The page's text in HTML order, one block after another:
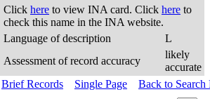
Click here to view INA card. Click here to
check this name in the INA website.
Language of description
L
Assessment of record accuracy
likely
accurate
Brief Records Single Page
Back to Search